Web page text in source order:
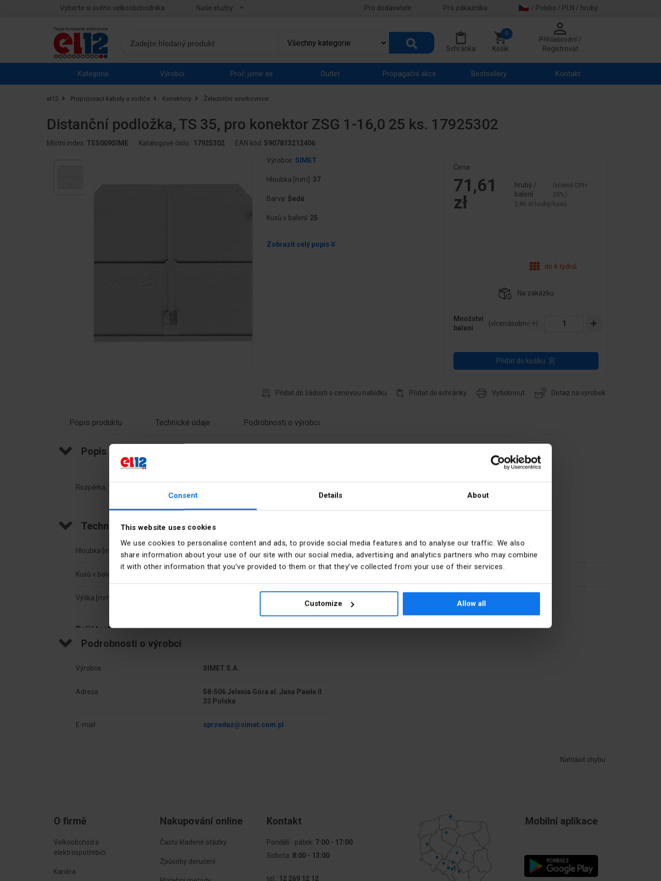
Consent Details About
This website uses cookies
We use cookies to personalise content and ads, to provide social media features and to analyse our traffic. We also
share information about your use of our site with our social media, advertising and analytics partners who may combine
it with other information that you’ve provided to them or that they’ve collected from your use of their services.
Customize Allow all
Vyberte si svého velkoobchodníka Naše služby Pro dodavatele Pro zákazníka / Polsko / PLN / hrubý
Schránka Košík
0
Přihlašování /
Registrovat
Kategorie Výrobci Proč jsme se Outlet Propagační akce Bestsellery Kontakt
el12 Propojovací kabely a vodiče Konektory Železniční svorkovnice
Distanční podložka, TS 35, pro konektor ZSG 1-16,0 25 ks. 17925302
Místní index: TES009SIME Katalogové číslo.: 17925302 EAN kód: 5907813212406
Výrobce: SIMET
Hloubka [mm]: 37
Barva: Šedá
Kusů v balení: 25
Zobrazit celý popis
Cena:
71,61
zł
hrubý /
balení
(včetně DPH
23%)
2,86 zł hrubý/kusů.
do 4 týdnů
Na zakázku
Množství
balení
(vícenásobné: 1 )
Přidat do košíku
Přidat do žádosti o cenovou nabídku Přidat do schránky Vytisknout Dotaz na výrobek
Popis produktu Technické údaje Podrobnosti o výrobci
Popis produktu
Rozpěrka, TS 35, pro konektor ZSG 1-16.0
Technické údaje
Hloubka [mm] 37
Kusů v balení
Výška [mm]
Barva Šedá
Další technické údaje
Ne
Podrobnosti o výrobci
Výrobce SIMET S.A.
Adresa
58-506 Jelenia Góra al. Jana Pawła II
33 Polska
E-mail sprzedaz@simet.com.pl
Nahlásit chybu
O firmě
Velkoobchod s
elektrospotřebiči
Kariéra
Nakupování online
Často kladené otázky
Způsoby doručení
Kontakt
Pondělí - pátek: 7:00 - 17:00
Sobota: 8:00 - 13:00
tel.: 12 269 12 12
Mobilní aplikace